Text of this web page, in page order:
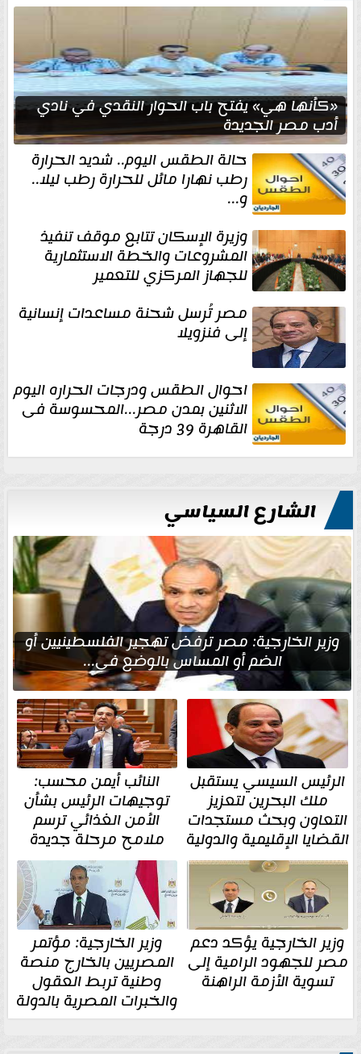
«كأنها هي» يفتح باب الحوار النقدي في نادي
أدب مصر الجديدة
حالة الطقس اليوم.. شديد الحرارة
رطب نهارا مائل للحرارة رطب ليلا..
و...
وزيرة الإسكان تتابع موقف تنفيذ
المشروعات والخطة الاستثمارية
للجهاز المركزي للتعمير
مصر تُرسل شحنة مساعدات إنسانية
إلى فنزويلا
احوال الطقس ودرجات الحراره اليوم
الاثنين بمدن مصر...المحسوسة فى
القاهرة 39 درجة
الشارع السياسي
وزير الخارجية: مصر ترفض تهجير الفلسطينيين أو
الضم أو المساس بالوضع في...
الرئيس السيسي يستقبل
ملك البحرين لتعزيز
التعاون وبحث مستجدات
القضايا الإقليمية والدولية
النائب أيمن محسب:
توجيهات الرئيس بشأن
الأمن الغذائي ترسم
ملامح مرحلة جديدة
وزير الخارجية يؤكد دعم
مصر للجهود الرامية إلى
تسوية الأزمة الراهنة
وزير الخارجية: مؤتمر
المصريين بالخارج منصة
وطنية تربط العقول
والخبرات المصرية بالدولة